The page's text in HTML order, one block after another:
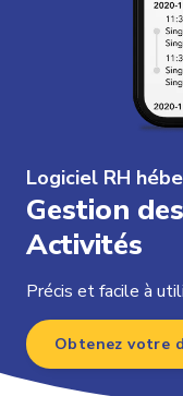
Logiciel RH
Gestion
Activités
Précis et facile à
Obtenez votre